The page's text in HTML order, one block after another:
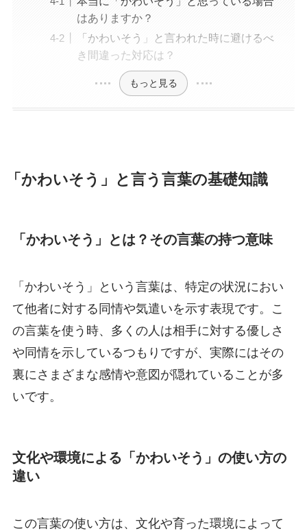
はありますか？
「かわいそう」と言われた時に避けるべ
き間違った対応は？
もっと見る
「かわいそう」と言う言葉の基礎知識
「かわいそう」とは？その言葉の持つ意味
「かわいそう」という言葉は、特定の状況におい
て他者に対する同情や気遣いを示す表現です。こ
の言葉を使う時、多くの人は相手に対する優しさ
や同情を示しているつもりですが、実際にはその
裏にさまざまな感情や意図が隠れていることが多
いです。
文化や環境による「かわいそう」の使い方の
違い
この言葉の使い方は、文化や育った環境によって